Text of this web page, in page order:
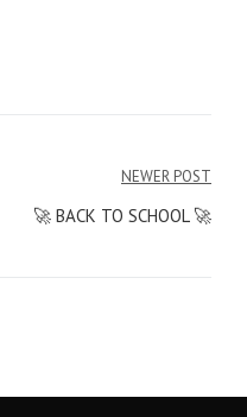
NEWER POST
🚀 BACK TO SCHOOL 🚀